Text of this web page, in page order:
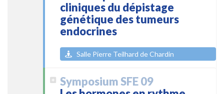
cliniques du dépistage
génétique des tumeurs
endocrines
Salle Pierre Teilhard de Chardin
Symposium SFE 09